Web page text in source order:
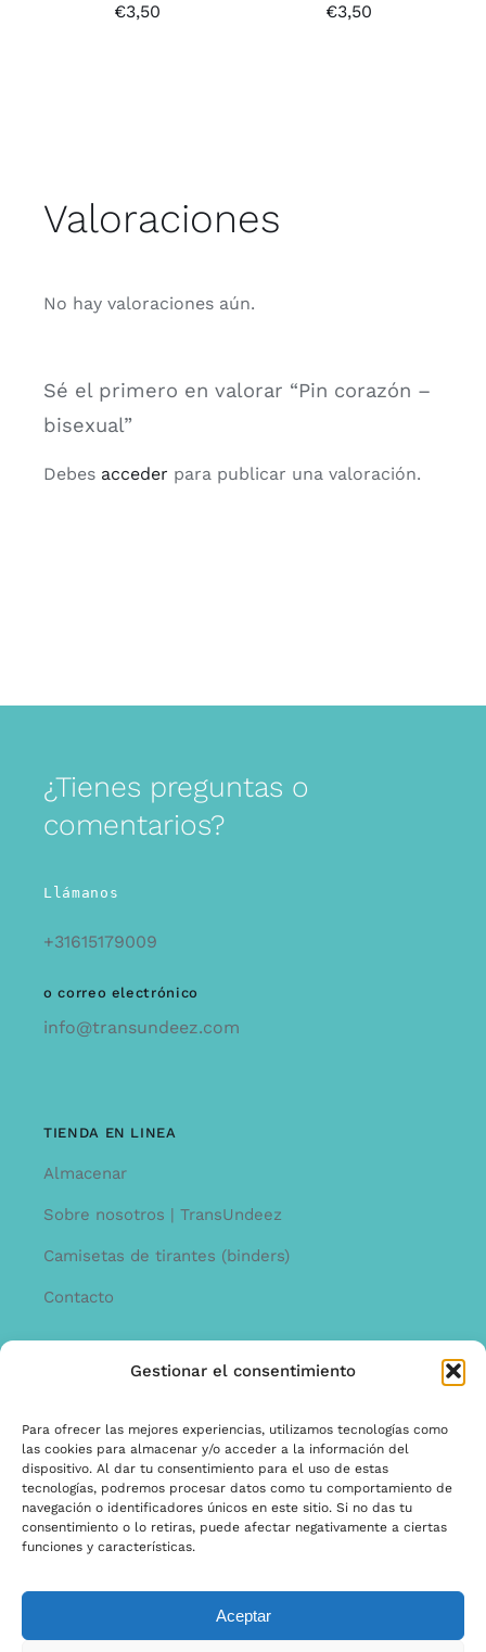
Gestionar el consentimiento
Para ofrecer las mejores experiencias, utilizamos tecnologías como
las cookies para almacenar y/o acceder a la información del
dispositivo. Al dar tu consentimiento para el uso de estas
tecnologías, podremos procesar datos como tu comportamiento de
navegación o identificadores únicos en este sitio. Si no das tu
consentimiento o lo retiras, puede afectar negativamente a ciertas
funciones y características.
Aceptar
€3,50 €3,50
Valoraciones
No hay valoraciones aún.
Sé el primero en valorar “Pin corazón –
bisexual”
Debes acceder para publicar una valoración.
¿Tienes preguntas o
comentarios?
Llámanos
+31615179009
o correo electrónico
info@transundeez.com
TIENDA EN LINEA
Almacenar
Sobre nosotros | TransUndeez
Camisetas de tirantes (binders)
Contacto
INFORMACíON
Offerta
garantía y quejas
Términos y condiciones
Política de privacidad